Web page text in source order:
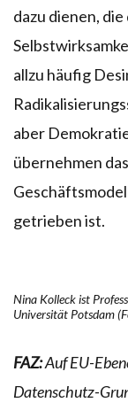
dazu dienen,
allzu häufig
aber
übernehmen
getrieben ist.
Nina Kolleck ist
Universität Potsdam
FAZ:Auf EU-
Datenschutz-